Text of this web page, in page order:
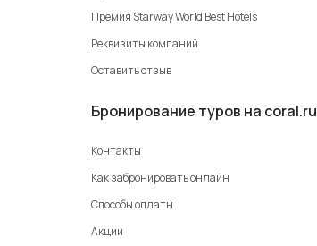
Премия Starway World Best Hotels
Реквизиты компаний
Оставить отзыв
Бронирование туров на coral.ru
Контакты
Как забронировать онлайн
Способы оплаты
Акции